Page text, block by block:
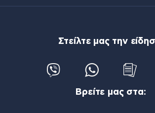
Στείλτε μας την
Βρείτε μας στα: